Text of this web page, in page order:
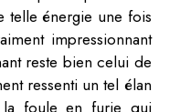
telle énergie une fois
impressionnant
reste bien celui de
ressenti un tel élan